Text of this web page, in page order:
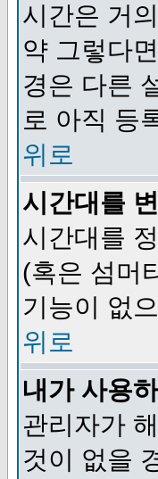
시간은 거
약 그렇다
경은 다른
로 아직 등
위로
시간대를
시간대를
(혹은 섬머
기능이 없
위로
내가 사용
관리자가
것이 없을